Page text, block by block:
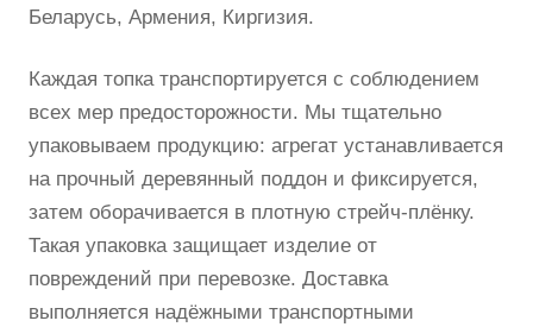
Беларусь, Армения, Киргизия.
Каждая топка транспортируется с соблюдением
всех мер предосторожности. Мы тщательно
упаковываем продукцию: агрегат устанавливается
на прочный деревянный поддон и фиксируется,
затем оборачивается в плотную стрейч-плёнку.
Такая упаковка защищает изделие от
повреждений при перевозке. Доставка
выполняется надёжными транспортными